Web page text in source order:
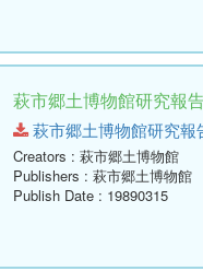
萩市郷土博物館研究報
萩市郷土博物館研究報
Creators : 萩市郷土博物館
Publishers : 萩市郷土博物館
Publish Date : 19890315